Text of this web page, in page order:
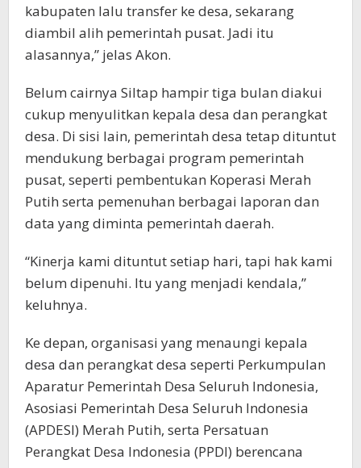
kabupaten lalu transfer ke desa, sekarang
diambil alih pemerintah pusat. Jadi itu
alasannya,” jelas Akon.
Belum cairnya Siltap hampir tiga bulan diakui
cukup menyulitkan kepala desa dan perangkat
desa. Di sisi lain, pemerintah desa tetap dituntut
mendukung berbagai program pemerintah
pusat, seperti pembentukan Koperasi Merah
Putih serta pemenuhan berbagai laporan dan
data yang diminta pemerintah daerah.
“Kinerja kami dituntut setiap hari, tapi hak kami
belum dipenuhi. Itu yang menjadi kendala,”
keluhnya.
Ke depan, organisasi yang menaungi kepala
desa dan perangkat desa seperti Perkumpulan
Aparatur Pemerintah Desa Seluruh Indonesia,
Asosiasi Pemerintah Desa Seluruh Indonesia
(APDESI) Merah Putih, serta Persatuan
Perangkat Desa Indonesia (PPDI) berencana